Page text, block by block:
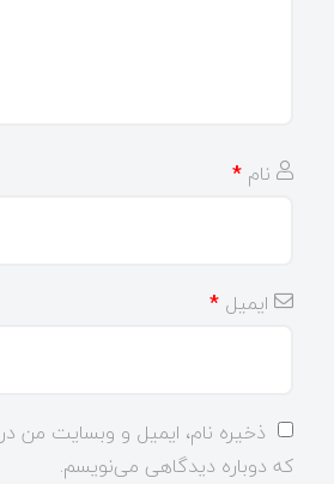
نام *
ایمیل *
ذخیره نام، ایمیل و وبسایت من در
که دوباره دیدگاهی می‌نویسم.